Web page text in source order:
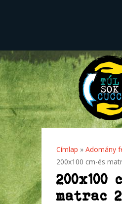
Jelenlegi
Címlap » Adomány
200x100 cm-és
200x100
matrac